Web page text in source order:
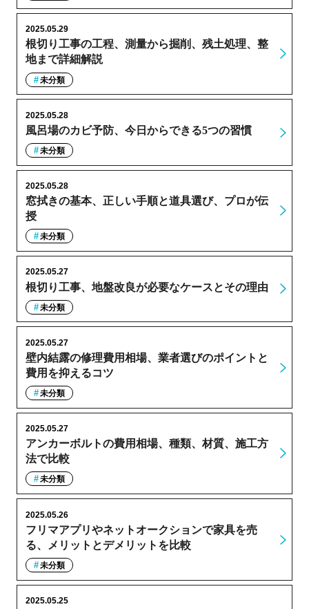
根切り工事の工程、測量から掘削、残土処理、整
地まで詳細解説
2025.05.29
未分類
風呂場のカビ予防、今日からできる5つの習慣
2025.05.28
未分類
窓拭きの基本、正しい手順と道具選び、プロが伝
授
2025.05.28
未分類
根切り工事、地盤改良が必要なケースとその理由
2025.05.27
未分類
壁内結露の修理費用相場、業者選びのポイントと
費用を抑えるコツ
2025.05.27
未分類
アンカーボルトの費用相場、種類、材質、施工方
法で比較
2025.05.27
未分類
フリマアプリやネットオークションで家具を売
る、メリットとデメリットを比較
2025.05.26
未分類
2025.05.25